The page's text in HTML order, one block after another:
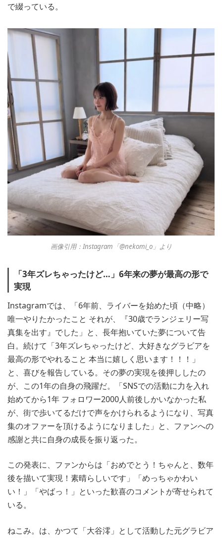
で綴っている。
画像引用：Instagram「@nekomi_o」より
「3年ズレちゃったけど…」6年来の夢が最高の形で
実現
Instagramでは、「6年前、ライバーを始めた頃（中略）
唯一やりたかったこと それが、『30歳でランジェリー写
真集を出す』でした」と、長年抱いていた夢について告
白。続けて「3年ズレちゃったけど、大好きなグラビアを
最高の形でやれること 本当に嬉しく思います！！！」
と、喜びを報告している。その夢の実現を後押ししたの
が、この1年の自身の飛躍だ。「SNSでの活動に力を入れ
始めてから1年 フォロワー2000人前後しかいなかった私
が、街で歩いてるだけで声をかけられるようになり、写真
集のオファーを頂けるようになりました」と、ファンへの
感謝と共に自身の成長を振り返った。
この発表に、ファンからは「おめでとう！ちゃんと、数年
後を描いて実現！素晴らしいです」「めっちゃかわい
い！」「やばっ！」といった歓喜のコメントが寄せられて
いる。
ねこみ。は、かつて「大谷澪」として活動した元グラビア